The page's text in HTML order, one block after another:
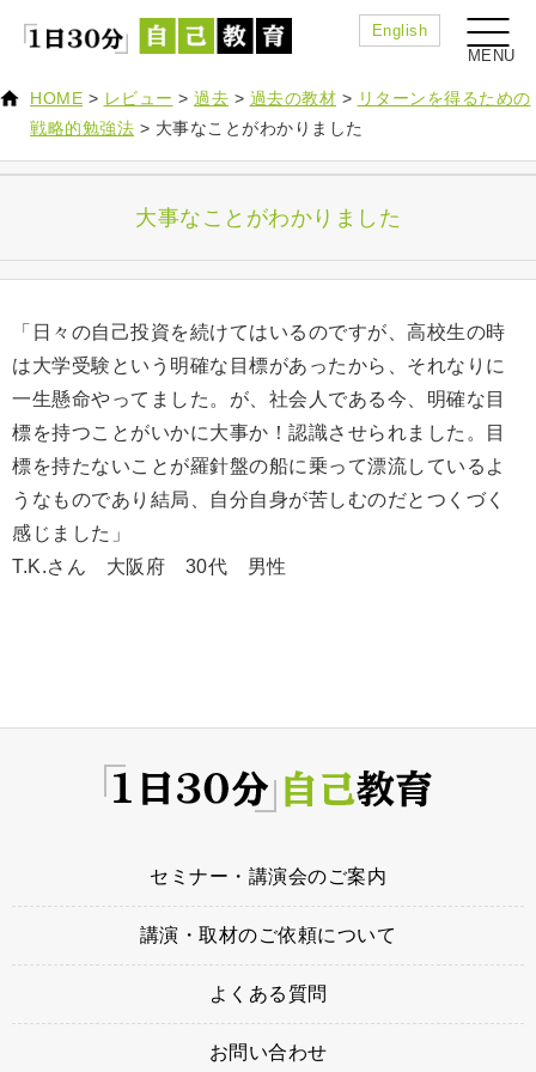
English
HOME > レビュー > 過去 > 過去の教材 > リターンを得るための
戦略的勉強法 > 大事なことがわかりました
大事なことがわかりました
「日々の自己投資を続けてはいるのですが、高校生の時
は大学受験という明確な目標があったから、それなりに
一生懸命やってました。が、社会人である今、明確な目
標を持つことがいかに大事か！認識させられました。目
標を持たないことが羅針盤の船に乗って漂流しているよ
うなものであり結局、自分自身が苦しむのだとつくづく
感じました」
T.K.さん 大阪府 30代 男性
セミナー・講演会のご案内
講演・取材のご依頼について
よくある質問
お問い合わせ